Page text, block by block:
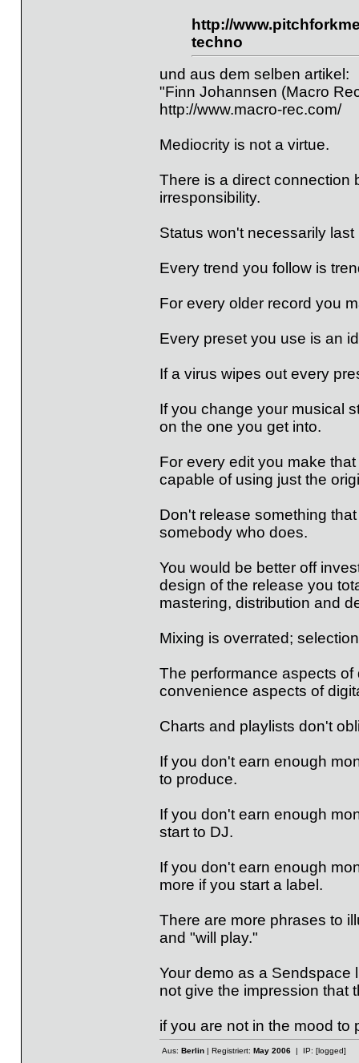
http://
techno
und aus dem selben artikel:
"Finn Johannsen (Macro
http://www.macro-rec.com/
Mediocrity is not a virtue.
There is a direct connection
irresponsibility.
Status won't necessarily
Every trend you follow is
For every older record you
Every preset you use is an
If a virus wipes out every
If you change your musical
on the one you get into.
For every edit you make
capable of using just the
Don't release something
somebody who does.
You would be better off
design of the release you
mastering, distribution and
Mixing is overrated;
The performance aspects
convenience aspects of
Charts and playlists don't
If you don't earn enough
to produce.
If you don't earn enough
start to DJ.
If you don't earn enough
more if you start a label.
There are more phrases to
and "will play."
Your demo as a Sendspace
not give the impression that
if you are not in the mood to
Aus: Berlin| Registriert: May 2006| IP: [logged]